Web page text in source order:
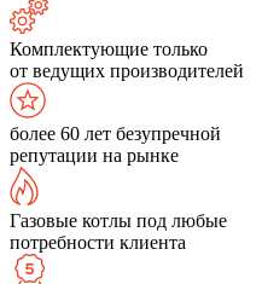
Комплектующие только
от ведущих производителей
более 60 лет безупречной
репутации на рынке
Газовые котлы под любые
потребности клиента